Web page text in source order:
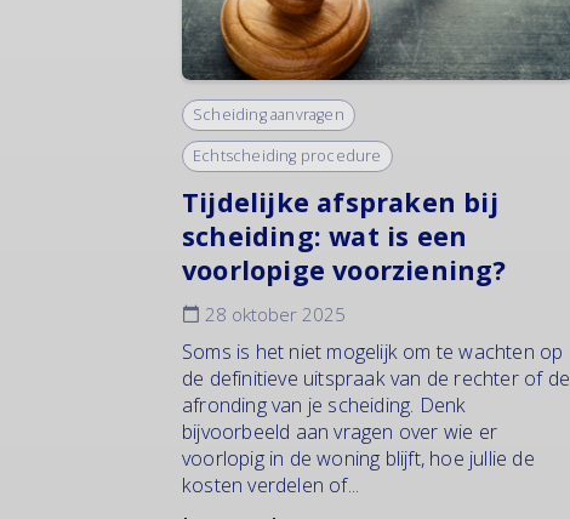
Scheiding aanvragen
Echtscheiding procedure
Tijdelijke afspraken bij
scheiding: wat is een
voorlopige voorziening?
28 oktober 2025
Soms is het niet mogelijk om te wachten op
de definitieve uitspraak van de rechter of de
afronding van je scheiding. Denk
bijvoorbeeld aan vragen over wie er
voorlopig in de woning blijft, hoe jullie de
kosten verdelen of...